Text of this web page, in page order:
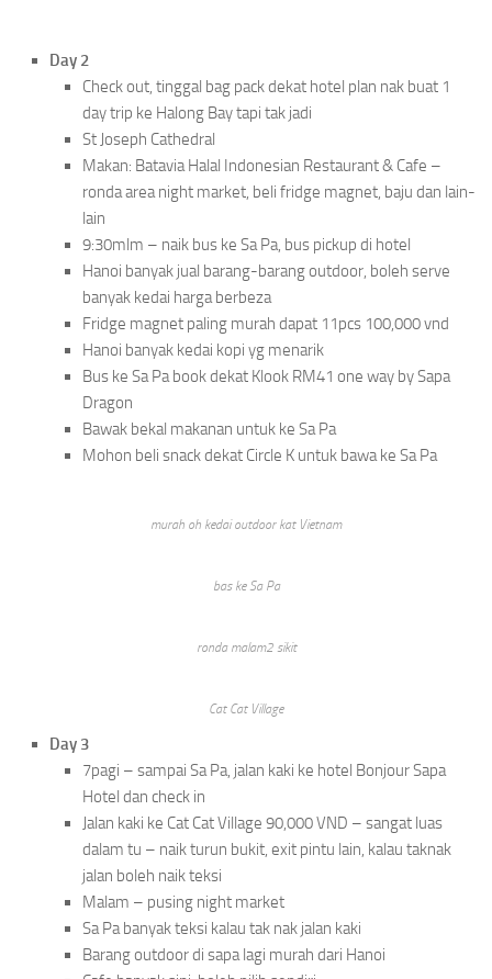
Day 2
Check out, tinggal bag pack dekat hotel plan nak buat 1
day trip ke Halong Bay tapi tak jadi
St Joseph Cathedral
Makan: Batavia Halal Indonesian Restaurant & Cafe –
ronda area night market, beli fridge magnet, baju dan lain-
lain
9:30mlm – naik bus ke Sa Pa, bus pickup di hotel
Hanoi banyak jual barang-barang outdoor, boleh serve
banyak kedai harga berbeza
Fridge magnet paling murah dapat 11pcs 100,000 vnd
Hanoi banyak kedai kopi yg menarik
Bus ke Sa Pa book dekat Klook RM41 one way by Sapa
Dragon
Bawak bekal makanan untuk ke Sa Pa
Mohon beli snack dekat Circle K untuk bawa ke Sa Pa
murah oh kedai outdoor kat Vietnam
bas ke Sa Pa
ronda malam2 sikit
Cat Cat Village
Day 3
7pagi – sampai Sa Pa, jalan kaki ke hotel Bonjour Sapa
Hotel dan check in
Jalan kaki ke Cat Cat Village 90,000 VND – sangat luas
dalam tu – naik turun bukit, exit pintu lain, kalau taknak
jalan boleh naik teksi
Malam – pusing night market
Sa Pa banyak teksi kalau tak nak jalan kaki
Barang outdoor di sapa lagi murah dari Hanoi